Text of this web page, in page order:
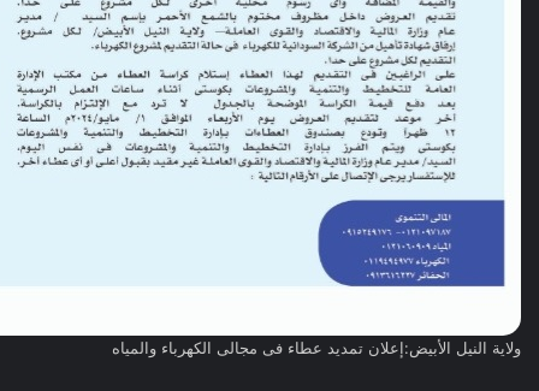
ولاية النيل الأبيض:إعلان تمديد عطاء فى مجالى الكهرباء والمياه